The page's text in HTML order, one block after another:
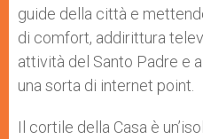
guide della città e
di comfort, addirittura
attività del Santo Padre e
una sorta di internet point.
Il cortile della Casa è